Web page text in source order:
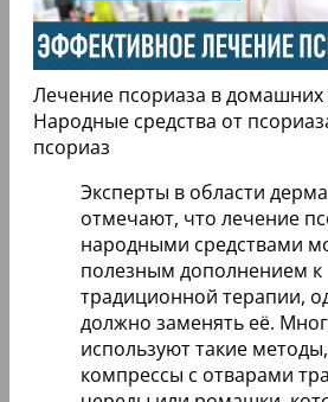
Лечение псориаза в домашних
Народные средства от
псориаз
Эксперты в области
отмечают, что лечение
народными средствами
полезным дополнением к
традиционной терапии,
должно заменять её.
используют такие
компрессы с отварами